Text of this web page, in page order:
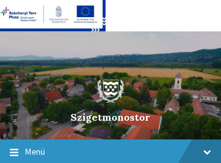
content
main
navigation
footer
Szigetmonostor
Menü